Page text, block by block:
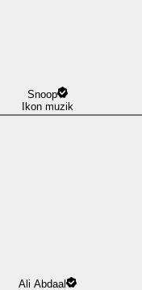
Snoop
Ikon muzik
Ali Abdaal